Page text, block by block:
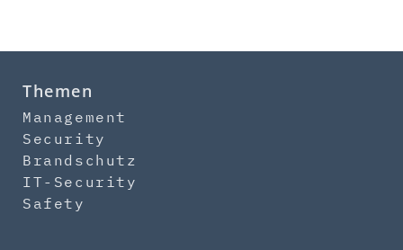
Themen
Management
Security
Brandschutz
IT-Security
Safety